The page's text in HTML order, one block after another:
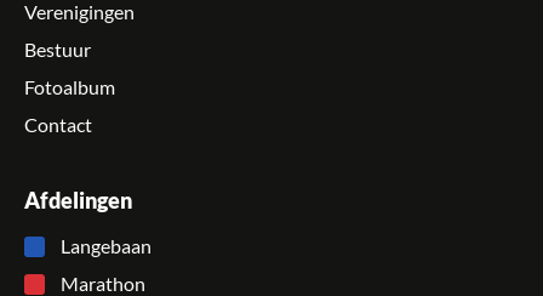
Verenigingen
Bestuur
Fotoalbum
Contact
Afdelingen
Langebaan
Marathon